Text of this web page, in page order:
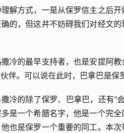
解方式，一是从保罗信主之后
的，但这并不妨碍我们对经文
冷的最早支持者，也是安提阿
伴。可以说在此时，巴拿巴是保
冷的除了保罗、巴拿巴，还有“
是一个希腊名字，他是一个完
也是保罗一个重要的同工。本